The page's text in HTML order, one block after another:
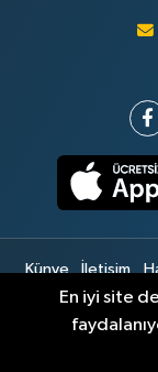
Künye İletişim
Gizlilik
En iyi site